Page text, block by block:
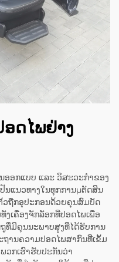
ດໄພຢ່າງ
ອອກແບບ ແລະ ວິສະວະກຳຂອງ
ປັນແນວທາງໃນທຸກການμຕັດສິນ
ຕັ້ວຖືກອຸປະກອນດ້ວຍຄຸນສົມບັດ
ເຄື່ອງຈັກລັອກທີ່ປອດໄພເພື່ອ
ທີ່ມີຄຸນນະພາບສູງທີ່ໄດ້ຮັບການ
ານຄວາມປອດໄພສາກົນທີ່ເຂັ້ມ
ວກເຮົາຮັບປະກັນວ່າ